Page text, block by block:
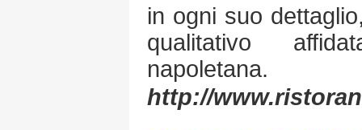
in ogni suo
qualitativo
napoletana.
http://